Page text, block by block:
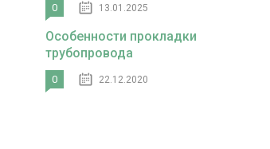
0 13.01.2025
Особенности прокладки
трубопровода
0 22.12.2020